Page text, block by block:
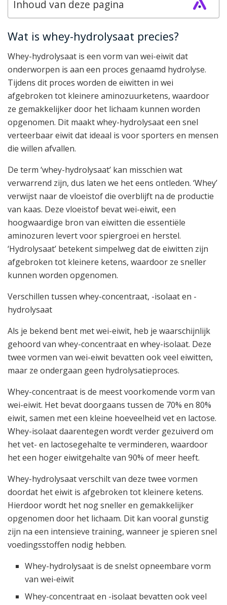
Inhoud van deze pagina
Wat is whey-hydrolysaat precies?
Whey-hydrolysaat is een vorm van wei-eiwit dat
onderworpen is aan een proces genaamd hydrolyse.
Tijdens dit proces worden de eiwitten in wei
afgebroken tot kleinere aminozuurketens, waardoor
ze gemakkelijker door het lichaam kunnen worden
opgenomen. Dit maakt whey-hydrolysaat een snel
verteerbaar eiwit dat ideaal is voor sporters en mensen
die willen afvallen.
De term ‘whey-hydrolysaat’ kan misschien wat
verwarrend zijn, dus laten we het eens ontleden. ‘Whey’
verwijst naar de vloeistof die overblijft na de productie
van kaas. Deze vloeistof bevat wei-eiwit, een
hoogwaardige bron van eiwitten die essentiële
aminozuren levert voor spiergroei en herstel.
‘Hydrolysaat’ betekent simpelweg dat de eiwitten zijn
afgebroken tot kleinere ketens, waardoor ze sneller
kunnen worden opgenomen.
Verschillen tussen whey-concentraat, -isolaat en -
hydrolysaat
Als je bekend bent met wei-eiwit, heb je waarschijnlijk
gehoord van whey-concentraat en whey-isolaat. Deze
twee vormen van wei-eiwit bevatten ook veel eiwitten,
maar ze ondergaan geen hydrolysatieproces.
Whey-concentraat is de meest voorkomende vorm van
wei-eiwit. Het bevat doorgaans tussen de 70% en 80%
eiwit, samen met een kleine hoeveelheid vet en lactose.
Whey-isolaat daarentegen wordt verder gezuiverd om
het vet- en lactosegehalte te verminderen, waardoor
het een hoger eiwitgehalte van 90% of meer heeft.
Whey-hydrolysaat verschilt van deze twee vormen
doordat het eiwit is afgebroken tot kleinere ketens.
Hierdoor wordt het nog sneller en gemakkelijker
opgenomen door het lichaam. Dit kan vooral gunstig
zijn na een intensieve training, wanneer je spieren snel
voedingsstoffen nodig hebben.
Whey-hydrolysaat is de snelst opneembare vorm
van wei-eiwit
Whey-concentraat en -isolaat bevatten ook veel